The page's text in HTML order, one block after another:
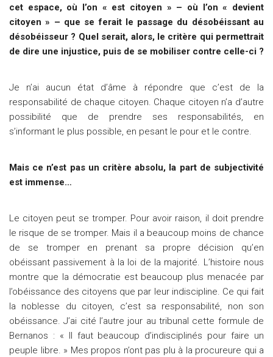
cet espace, où l’on « est citoyen » – où l’on « devient
citoyen » – que se ferait le passage du désobéissant au
désobéisseur ? Quel serait, alors, le critère qui permettrait
de dire une injustice, puis de se mobiliser contre celle-ci ?
Je n’ai aucun état d’âme à répondre que c’est de la
responsabilité de chaque citoyen. Chaque citoyen n’a d’autre
possibilité que de prendre ses responsabilités, en
s’informant le plus possible, en pesant le pour et le contre.
Mais ce n’est pas un critère absolu, la part de subjectivité
est immense…
Le citoyen peut se tromper. Pour avoir raison, il doit prendre
le risque de se tromper. Mais il a beaucoup moins de chance
de se tromper en prenant sa propre décision qu’en
obéissant passivement à la loi de la majorité. L’histoire nous
montre que la démocratie est beaucoup plus menacée par
l’obéissance des citoyens que par leur indiscipline. Ce qui fait
la noblesse du citoyen, c’est sa responsabilité, non son
obéissance. J’ai cité l’autre jour au tribunal cette formule de
Bernanos : « Il faut beaucoup d’indisciplinés pour faire un
peuple libre. » Mes propos n’ont pas plu à la procureure qui a